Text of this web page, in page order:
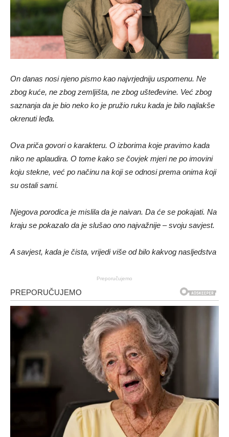
On danas nosi njeno pismo kao najvrjedniju uspomenu. Ne
zbog kuće, ne zbog zemljišta, ne zbog ušteđevine. Već zbog
saznanja da je bio neko ko je pružio ruku kada je bilo najlakše
okrenuti leđa.
Ova priča govori o karakteru. O izborima koje pravimo kada
niko ne aplaudira. O tome kako se čovjek mjeri ne po imovini
koju stekne, već po načinu na koji se odnosi prema onima koji
su ostali sami.
Njegova porodica je mislila da je naivan. Da će se pokajati. Na
kraju se pokazalo da je slušao ono najvažnije – svoju savjest.
A savjest, kada je čista, vrijedi više od bilo kakvog nasljedstva
Preporučujemo